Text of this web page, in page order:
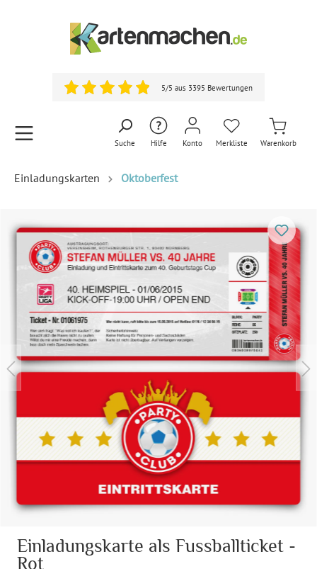
5/5 aus 3395 Bewertungen
Suche Hilfe Konto Merkliste Warenkorb
Einladungskarten Oktoberfest
Einladungskarte als Fussballticket -
Rot